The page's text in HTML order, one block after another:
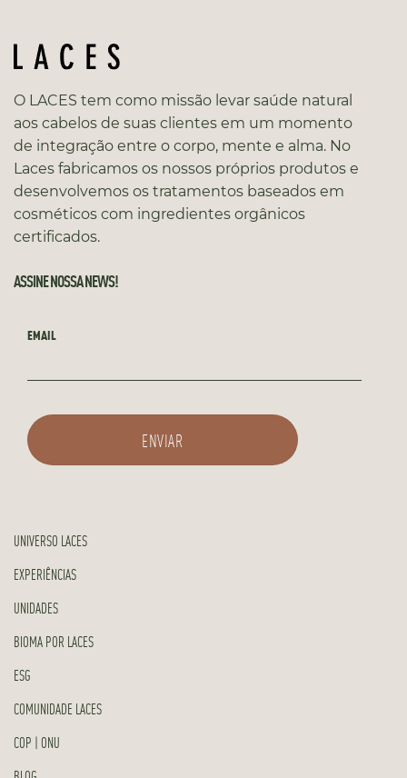
O LACES tem como missão levar saúde natural
aos cabelos de suas clientes em um momento
de integração entre o corpo, mente e alma. No
Laces fabricamos os nossos próprios produtos e
desenvolvemos os tratamentos baseados em
cosméticos com ingredientes orgânicos
certificados.
ASSINE NOSSA NEWS!
EMAIL
UNIVERSO LACES
EXPERIÊNCIAS
UNIDADES
BIOMA POR LACES
ESG
COMUNIDADE LACES
COP | ONU